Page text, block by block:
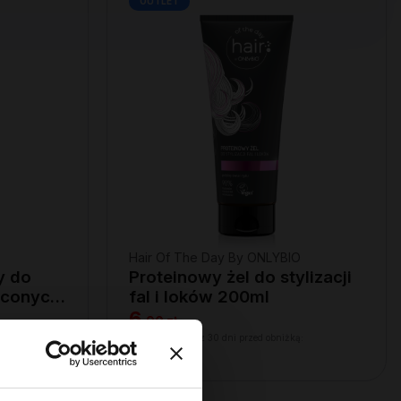
do
Proteinowy żel do stylizacji
fal i loków 200ml
6,90 zł
6,90 zł